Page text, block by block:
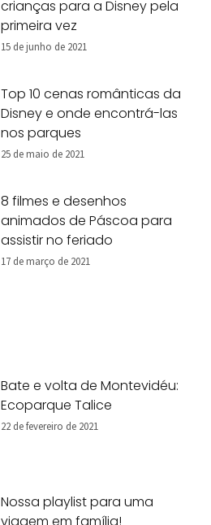
crianças para a Disney pela
primeira vez
15 de junho de 2021
Top 10 cenas românticas da
Disney e onde encontrá-las
nos parques
25 de maio de 2021
8 filmes e desenhos
animados de Páscoa para
assistir no feriado
17 de março de 2021
Bate e volta de Montevidéu:
Ecoparque Talice
22 de fevereiro de 2021
Nossa playlist para uma